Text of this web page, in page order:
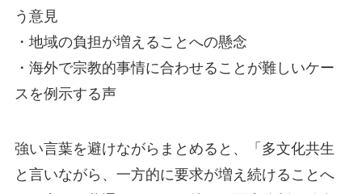
う意見
・地域の負担が増えることへの懸念
・海外で宗教的事情に合わせることが難しいケー
スを例示する声
強い言葉を避けながらまとめると、「多文化共生
と言いながら、一方的に要求が増え続けることへ